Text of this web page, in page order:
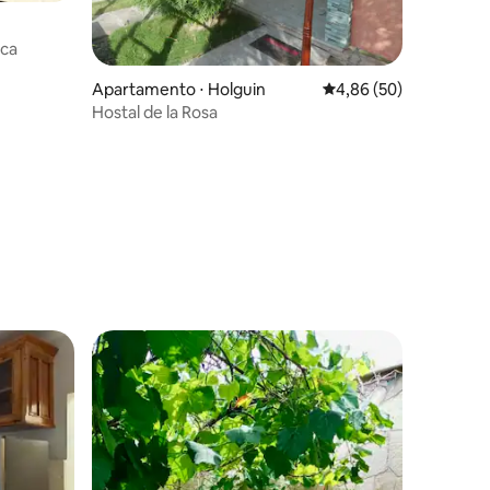
Apartamento ⋅ Holguin
4,86 de uma
4,86 (50)
Hostal de la Rosa